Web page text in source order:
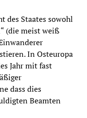
des Staates sowohl
(die meist weiß
In Osteuropa
Jahr mit fast
dass dies
Beamten